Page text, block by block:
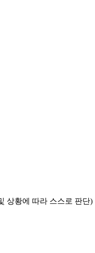
상황에 따라 스스로 판단)